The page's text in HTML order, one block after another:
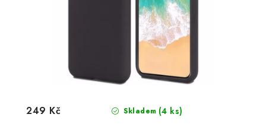
Skladem (4 ks)
249 Kč